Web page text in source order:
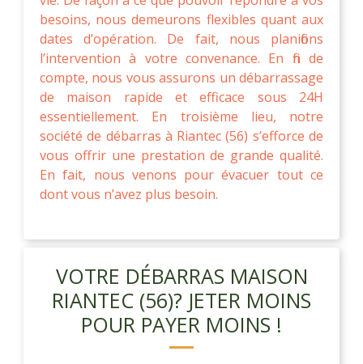
besoins, nous demeurons flexibles quant aux
dates d’opération. De fait, nous planifions
l’intervention à votre convenance. En fin de
compte, nous vous assurons un débarrassage
de maison rapide et efficace sous 24H
essentiellement. En troisième lieu, notre
société de débarras à Riantec (56) s’efforce de
vous offrir une prestation de grande qualité.
En fait, nous venons pour évacuer tout ce
dont vous n’avez plus besoin.
VOTRE DÉBARRAS MAISON
RIANTEC (56)? JETER MOINS
POUR PAYER MOINS !